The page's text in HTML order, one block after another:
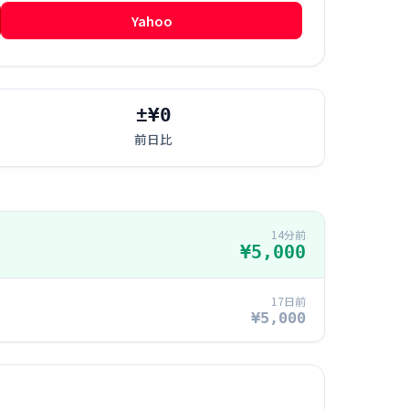
Yahoo
±¥0
前日比
14分前
¥5,000
17日前
¥5,000